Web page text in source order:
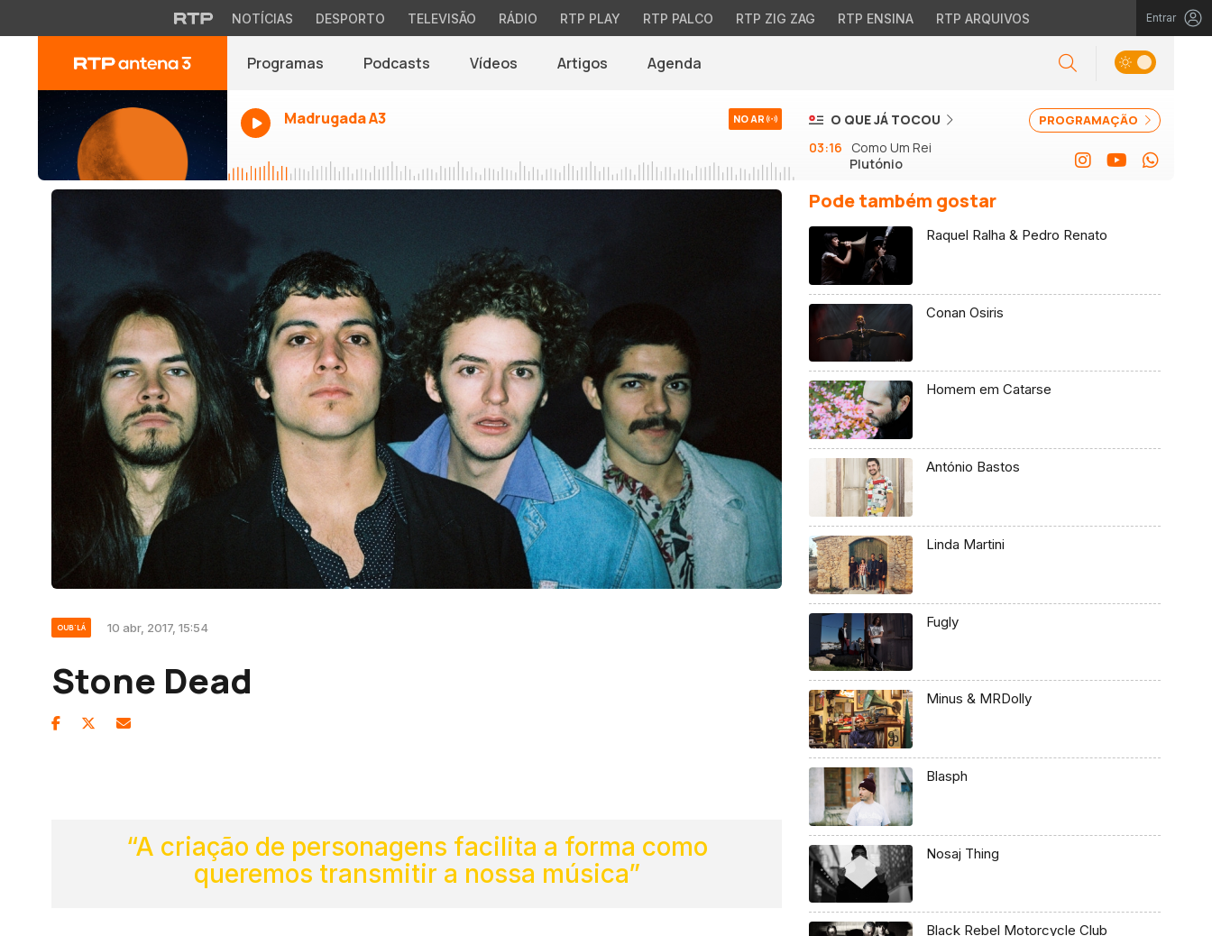
NOTÍCIAS DESPORTO TELEVISÃO RÁDIO RTP PLAY RTP PALCO RTP ZIG ZAG RTP ENSINA RTP ARQUIVOS Entrar
Programas Podcasts Vídeos Artigos Agenda
Madrugada A3 NO AR PROGRAMAÇÃO
O QUE JÁ TOCOU
03:16
Como Um Rei
Plutónio
OUB'LÁ 10 abr, 2017, 15:54
Stone Dead
“A criação de personagens facilita a forma como
queremos transmitir a nossa música”
Pode também gostar
Raquel Ralha & Pedro Renato
Conan Osiris
Homem em Catarse
António Bastos
Linda Martini
Fugly
Minus & MRDolly
Blasph
Nosaj Thing
Black Rebel Motorcycle Club